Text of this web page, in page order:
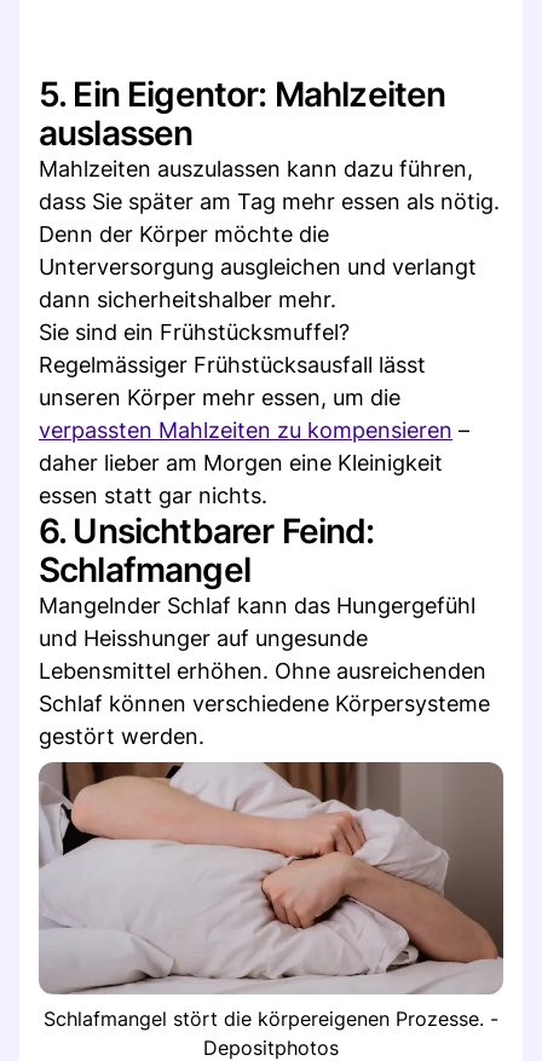
5. Ein Eigentor: Mahlzeiten
auslassen
Mahlzeiten auszulassen kann dazu führen,
dass Sie später am Tag mehr essen als nötig.
Denn der Körper möchte die
Unterversorgung ausgleichen und verlangt
dann sicherheitshalber mehr.
Sie sind ein Frühstücksmuffel?
Regelmässiger Frühstücksausfall lässt
unseren Körper mehr essen, um die
verpassten Mahlzeiten zu kompensieren –
daher lieber am Morgen eine Kleinigkeit
essen statt gar nichts.
6. Unsichtbarer Feind:
Schlafmangel
Mangelnder Schlaf kann das Hungergefühl
und Heisshunger auf ungesunde
Lebensmittel erhöhen. Ohne ausreichenden
Schlaf können verschiedene Körpersysteme
gestört werden.
Schlafmangel stört die körpereigenen Prozesse. -
Depositphotos